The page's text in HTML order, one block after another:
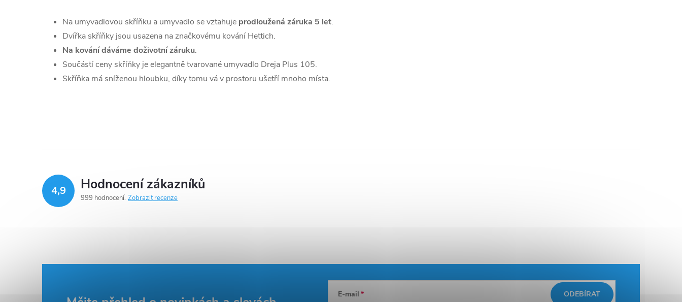
Na umyvadlovou skříňku a umyvadlo se vztahuje prodloužená záruka 5 let.
Dvířka skříňky jsou usazena na značkovému kování Hettich.
Na kování dáváme doživotní záruku.
Součástí ceny skříňky je elegantně tvarované umyvadlo Dreja Plus 105.
Skříňka má sníženou hloubku, díky tomu vá v prostoru ušetří mnoho místa.
4,9 Hodnocení zákazníků
999 hodnocení Zobrazit recenze
E-mail ODEBÍRAT